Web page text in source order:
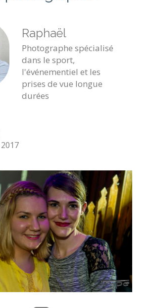
Raphaël
Photographe spécialisé
dans le sport,
l'événementiel et les
prises de vue longue
durées